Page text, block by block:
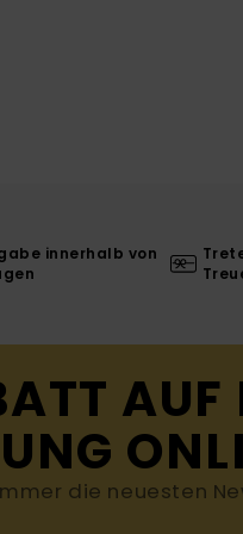
innerhalb von
AUF
die neuesten